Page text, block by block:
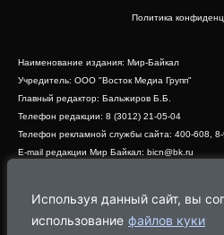
Используя данный сайт, вы
использование файлов куки
Политика
Наименование издания: Мир-Байкал
Учредитель: ООО "Восток Медиа Групп"
Главный редактор: Бальжиров Б.Б.
Телефон редакции: 8 (3012) 21-05-04
Телефон рекламной службы сайта: 400-608,
E-mail редакции Мир Байкал: bicn@bk.ru
Адрес редакции: 670000, г. Улан-Удэ, ул.